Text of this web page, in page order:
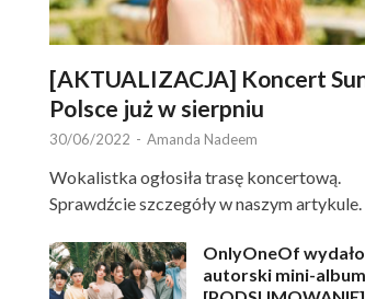
[AKTUALIZACJA] Koncert
Polsce już w sierpniu
30/06/2022 - Amanda Nadeem
Wokalistka ogłosiła trasę koncertową.
Sprawdźcie szczegóły w naszym artykule.
OnlyOneOf
autorski mini-album